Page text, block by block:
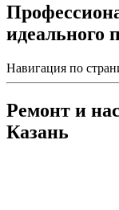
идеального
Навигация по
Ремонт и
Казань